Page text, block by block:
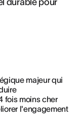
durable pour
majeur qui
fois moins cher
l'engagement